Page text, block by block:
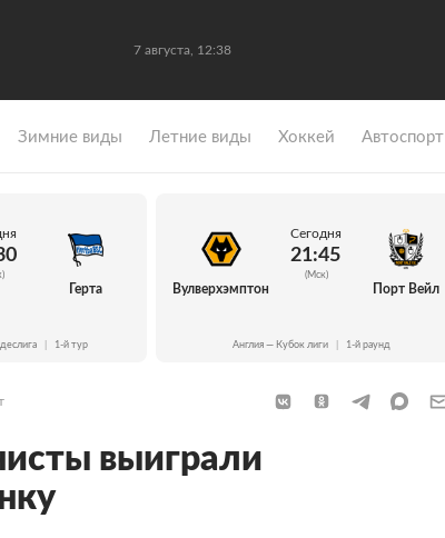
7 августа, 12:38
Зимние виды Летние виды Хоккей Автоспорт
Герта
1-й тур
Вулверхэмптон
Сегодня
21:45
(Мск)
Порт Вейл
Англия — Кубок лиги 1-й раунд
выиграли